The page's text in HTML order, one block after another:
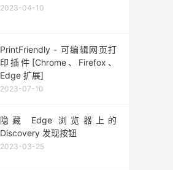
2023-04-10
PrintFriendly - 可编辑网页打
印插件[Chrome、Firefox、
Edge 扩展]
2023-07-10
隐藏 Edge 浏览器上的
Discovery 发现按钮
2023-03-25